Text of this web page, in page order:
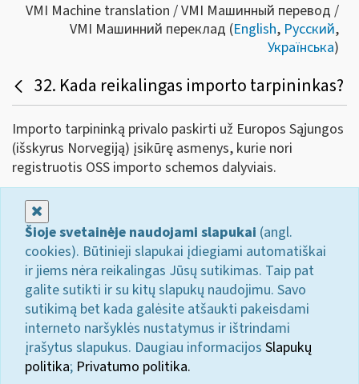
VMI Machine translation / VMI Машинный перевод /
VMI Машинний переклад (English, Русский,
Українська)
32. Kada reikalingas importo tarpininkas?
Importo tarpininką privalo paskirti už Europos Sąjungos
(išskyrus Norvegiją) įsikūrę asmenys, kurie nori
registruotis OSS importo schemos dalyviais.
Šioje svetainėje naudojami slapukai (angl.
cookies). Būtinieji slapukai įdiegiami automatiškai
ir jiems nėra reikalingas Jūsų sutikimas. Taip pat
galite sutikti ir su kitų slapukų naudojimu. Savo
sutikimą bet kada galėsite atšaukti pakeisdami
interneto naršyklės nustatymus ir ištrindami
įrašytus slapukus. Daugiau informacijos Slapukų
politika; Privatumo politika.